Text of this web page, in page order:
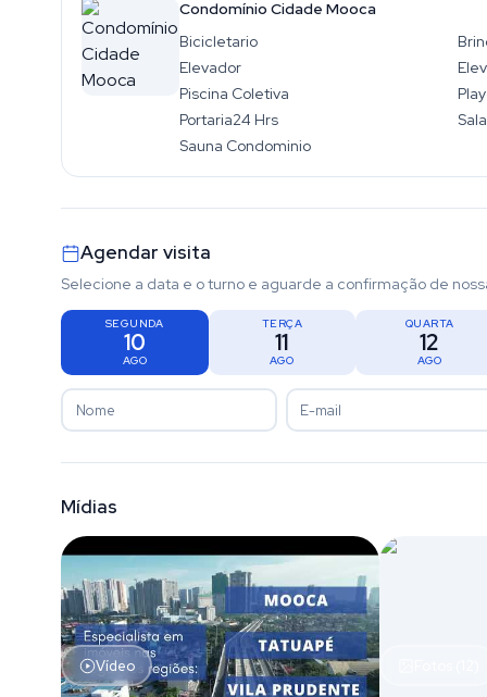
Condomínio Cidade Mooca
Bicicletario
Elevador
Piscina Coletiva
Portaria24 Hrs
Sauna Condominio
Agendar visita
Selecione a data e o turno e aguarde a confirmação de
SEGUNDA
10
AGO
TERÇA
11
AGO
QUARTA
12
AGO
Mídias
Vídeo